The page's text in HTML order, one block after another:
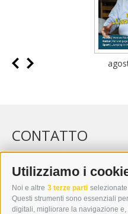
Utilizziamo i
Noi e altre 3 terze parti
Questi strumenti sono essenziali
digitali, migliorare la navigazione
CONTATTO
WIPP-MEDIA GMBH
DER ERKER
I-39049 VIPITENO
TEL.: +39 0472 766876